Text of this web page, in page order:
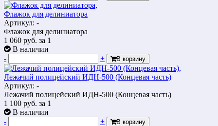
Флажок для делиниатора
Артикул: -
Флажок для делиниатора
1 060 руб. за 1
В наличии
-
+ В корзину
Лежачий полицейский ИДН-500 (Концевая часть)
Артикул: -
Лежачий полицейский ИДН-500 (Концевая часть)
1 100 руб. за 1
В наличии
-
+ В корзину